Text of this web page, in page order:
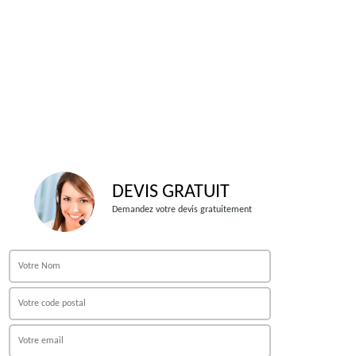
DEVIS GRATUIT
Demandez votre devis gratuitement